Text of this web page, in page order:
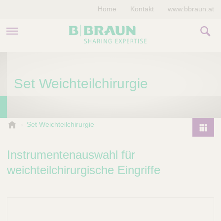
MAGAZIN
Home Kontakt www.bbraun.at
Set Weichteilchirurgie
P
r
u
Set Weichteilchirurgie
Instrumentenauswahl für
weichteilchirurgische Eingriffe